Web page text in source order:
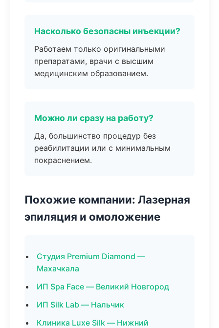
Насколько безопасны инъекции?
Работаем только оригинальными
препаратами, врачи с высшим
медицинским образованием.
Можно ли сразу на работу?
Да, большинство процедур без
реабилитации или с минимальным
покраснением.
Похожие компании: Лазерная
эпиляция и омоложение
Студия Premium Diamond —
Махачкала
ИП Spa Face — Великий Новгород
ИП Silk Lab — Нальчик
Клиника Luxe Silk — Нижний